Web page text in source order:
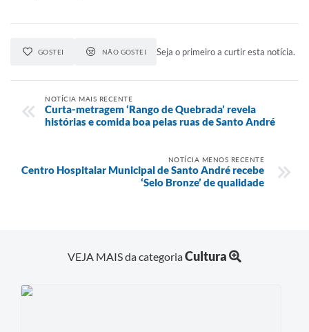
GOSTEI NÃO GOSTEI Seja o primeiro a curtir esta notícia.
NOTÍCIA MAIS RECENTE
Curta-metragem ‘Rango de Quebrada’ revela
histórias e comida boa pelas ruas de Santo André
NOTÍCIA MENOS RECENTE
Centro Hospitalar Municipal de Santo André recebe
‘Selo Bronze’ de qualidade
VEJA MAIS da categoriaCultura